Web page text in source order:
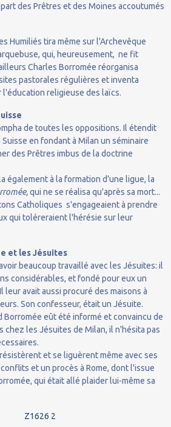
des Prêtres et des Moines accoutumés
Humiliés tira même sur l'Archevêque
qui, heureusement, ne fit
Charles Borromée réorganisa
pastorales régulières et inventa
l'éducation religieuse des laïcs.
de toutes les oppositions. Il étendit
en fondant à Milan un séminaire
des Prêtres imbus de la doctrine
également à la formation d’une ligue, la
qui ne se réalisa qu'après sa mort...
Catholiques s'engageaient à prendre
qui toléreraient l'hérésie sur leur
et les Jésuites
beaucoup travaillé avec les Jésuites: il
considérables, et fondé pour eux un
leur avait aussi procuré des maisons à
Son confesseur, était un Jésuite.
Borromée eût été informé et convaincu de
chez les Jésuites de Milan, il n'hésita pas
et se liguèrent même avec ses
et un procès à Rome, dont l'issue
qui était allé plaider lui-même sa